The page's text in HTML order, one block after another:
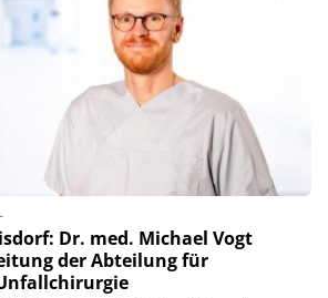
Dr. med. Michael Vogt
der Abteilung für